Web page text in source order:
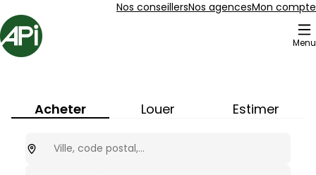
Nos conseillersNos agencesMon compte
Accueil
Menu
Acheter Louer Estimer